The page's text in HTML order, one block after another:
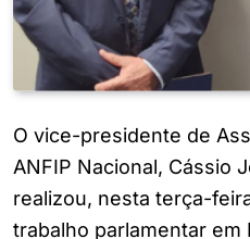
O vice-presidente de
ANFIP Nacional, Cássio
realizou, nesta terça-
trabalho parlamentar em